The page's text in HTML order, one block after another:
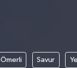
Ömerli Savur